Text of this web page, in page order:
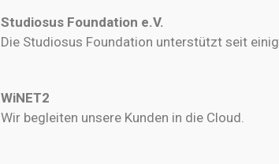
Studiosus Foundation e.V.
Die Studiosus Foundation unterstützt seit
WiNET2
Wir begleiten unsere Kunden in die Cloud.